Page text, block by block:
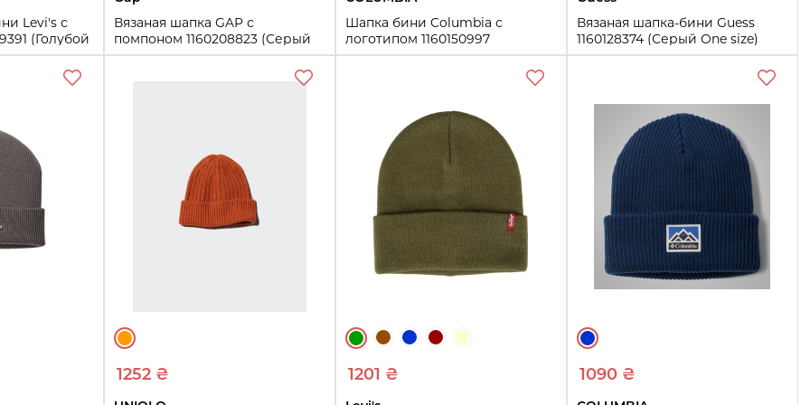
Levi's с
(Голубой
Вязаная шапка GAP с
помпоном 1160208823 (Серый
One size)
Шапка бини Columbia с
логотипом 1160150997
(Зеленый One size)
Купить
Вязаная шапка-бини Guess
1160128374 (Серый One size)
Купить
1252 ₴ 1201 ₴ 1090 ₴